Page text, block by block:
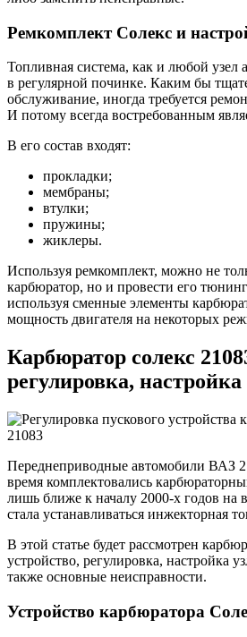
Ремкомплект Солекс и
Топливная система, как и любой узел
в регулярной починке. Каким бы
обслуживание, иногда требуется
И потому всегда востребованным
В его состав входят:
прокладки;
мембраны;
втулки;
пружины;
жиклеры.
Используя ремкомплект, можно не
карбюратор, но и провести его
используя сменные элементы
мощность двигателя на некоторых
Карбюратор солекс
регулировка, настройка
Переднеприводные автомобили ВАЗ
время комплектовались
лишь ближе к началу 2000-х годов на
стала устанавливаться инжекторная
В этой статье будет рассмотрен
устройство, регулировка, настройка
также основные неисправности.
Устройство карбюратора